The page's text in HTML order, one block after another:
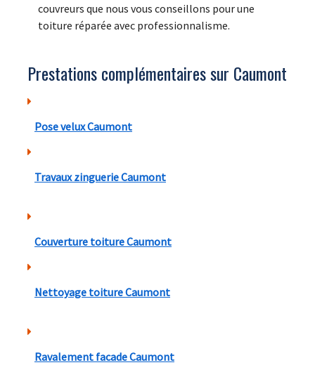
couvreurs que nous vous conseillons pour une
toiture réparée avec professionnalisme.
Prestations complémentaires sur Caumont
Pose velux Caumont
Travaux zinguerie Caumont
Couverture toiture Caumont
Nettoyage toiture Caumont
Ravalement facade Caumont